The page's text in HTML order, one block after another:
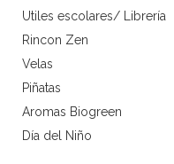
Utiles escolares/ Librería
Rincon Zen
Velas
Piñatas
Aromas Biogreen
Día del Niño